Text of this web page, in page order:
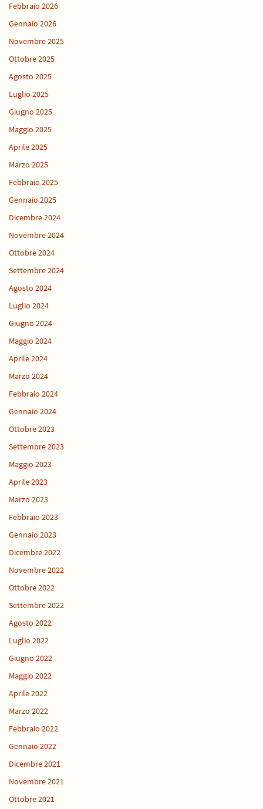
Febbraio 2026
Gennaio 2026
Novembre 2025
Ottobre 2025
Agosto 2025
Luglio 2025
Giugno 2025
Maggio 2025
Aprile 2025
Marzo 2025
Febbraio 2025
Gennaio 2025
Dicembre 2024
Novembre 2024
Ottobre 2024
Settembre 2024
Agosto 2024
Luglio 2024
Giugno 2024
Maggio 2024
Aprile 2024
Marzo 2024
Febbraio 2024
Gennaio 2024
Ottobre 2023
Settembre 2023
Maggio 2023
Aprile 2023
Marzo 2023
Febbraio 2023
Gennaio 2023
Dicembre 2022
Novembre 2022
Ottobre 2022
Settembre 2022
Agosto 2022
Luglio 2022
Giugno 2022
Maggio 2022
Aprile 2022
Marzo 2022
Febbraio 2022
Gennaio 2022
Dicembre 2021
Novembre 2021
Ottobre 2021